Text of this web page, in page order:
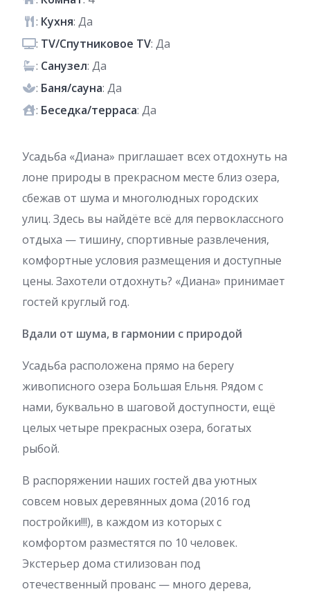
: Кухня: Да
: TV/Спутниковое TV: Да
: Санузел: Да
: Баня/сауна: Да
: Беседка/терраса: Да
Усадьба «Диана» приглашает всех отдохнуть на
лоне природы в прекрасном месте близ озера,
сбежав от шума и многолюдных городских
улиц. Здесь вы найдёте всё для первоклассного
отдыха — тишину, спортивные развлечения,
комфортные условия размещения и доступные
цены. Захотели отдохнуть? «Диана» принимает
гостей круглый год.
Вдали от шума, в гармонии с природой
Усадьба расположена прямо на берегу
живописного озера Большая Ельня. Рядом с
нами, буквально в шаговой доступности, ещё
целых четыре прекрасных озера, богатых
рыбой.
В распоряжении наших гостей два уютных
совсем новых деревянных дома (2016 год
постройки!!!), в каждом из которых с
комфортом разместятся по 10 человек.
Экстерьер дома стилизован под
отечественный прованс — много дерева,